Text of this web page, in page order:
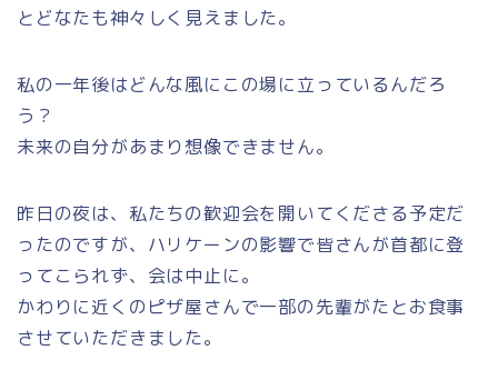
とどなたも神々しく見えました。
私の一年後はどんな風にこの場に立っているんだろ
う？
未来の自分があまり想像できません。
昨日の夜は、私たちの歓迎会を開いてくださる予定だ
ったのですが、ハリケーンの影響で皆さんが首都に登
ってこられず、会は中止に。
かわりに近くのピザ屋さんで一部の先輩がたとお食事
させていただきました。